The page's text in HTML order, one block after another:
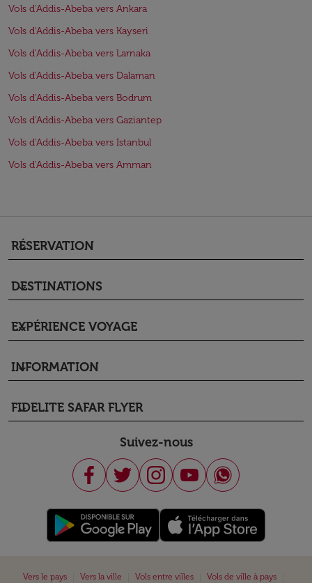
Vols d'Addis-Abeba vers Ankara
Vols d'Addis-Abeba vers Kayseri
Vols d'Addis-Abeba vers Larnaka
Vols d'Addis-Abeba vers Dalaman
Vols d'Addis-Abeba vers Bodrum
Vols d'Addis-Abeba vers Gaziantep
Vols d'Addis-Abeba vers Istanbul
Vols d'Addis-Abeba vers Amman
RÉSERVATION
keyboard_arrow_down
DESTINATIONS
keyboard_arrow_down
EXPÉRIENCE VOYAGE
keyboard_arrow_down
INFORMATION
keyboard_arrow_down
FIDELITE SAFAR FLYER
keyboard_arrow_down
Suivez-nous
Vers le pays Vers la ville Vols entre villes Vols de ville à pays